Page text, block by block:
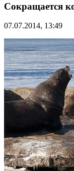
Сокращается
07.07.2014, 13:49